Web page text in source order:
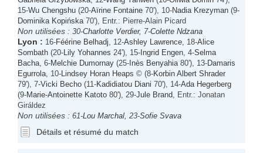
15-Wu Chengshu (20-Aïrine Fontaine 70'), 10-Nadia Krezyman (9-
Dominika Kopińska 70'), Entr.: Pierre-Alain Picard
Non utilisées : 30-Charlotte Verdier, 7-Colette Ndzana
Lyon : 16-Féérine Belhadj , 12-Ashley Lawrence , 18-Alice
Sombath (20- Lily Yohannes 24'), 15- Ingrid Engen , 4-Selma
Bacha , 6-Melchie Dumornay (25- Inès Benyahia 80'), 13-Damaris
Egurrola , 10- Lindsey Horan Heaps © (8-Korbin Albert Shrader
79'), 7-Vicki Becho (11-Kadidiatou Diani 70'), 14-Ada Hegerberg
(9-Marie-Antoinette Katoto 80'), 29-Jule Brand , Entr.: Jonatan
Giráldez
Non utilisées : 61-Lou Marchal , 23-Sofie Svava
Détails et résumé du match